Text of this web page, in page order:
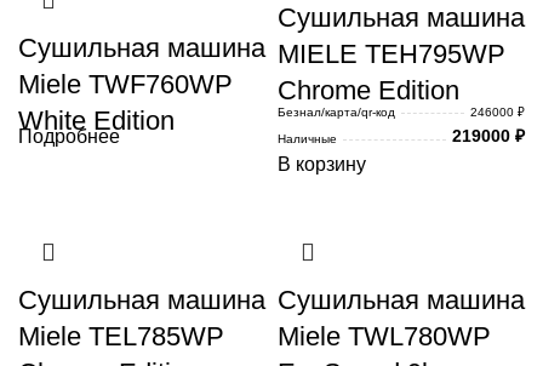
Сушильная машина
Miele TWF760WP
White Edition
Подробнее
Сушильная машина
MIELE TEH795WP
Chrome Edition
Безнал/карта/qr-код
246000 ₽
Наличные
219000 ₽
В корзину
Сушильная машина
Miele TEL785WP
Сушильная машина
Miele TWL780WP